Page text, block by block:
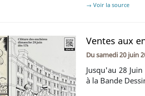
→ Voir la source
Ventes aux
Dusamedi 20 juin
Jusqu'au 28
à la Bande